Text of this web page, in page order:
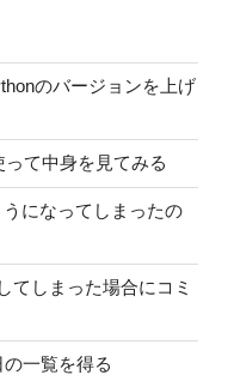
のバージョンを上げ
て中身を見てみる
になってしまったの
てしまった場合にコミ
一覧を得る